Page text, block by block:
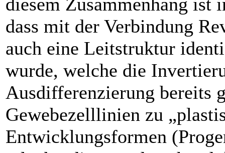
dass mit der Verbindung
auch eine Leitstruktur
wurde, welche die
Ausdifferenzierung bereits
Gewebezelllinien zu
Entwicklungsformen